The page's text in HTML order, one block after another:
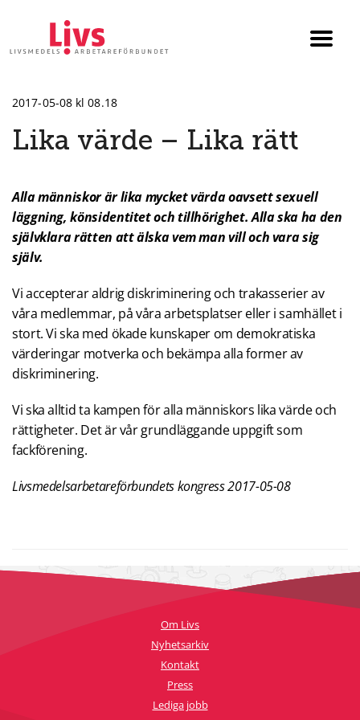
2017-05-08 kl 08.18
Lika värde – Lika rätt
Alla människor är lika mycket värda oavsett sexuell
läggning, könsidentitet och tillhörighet. Alla ska ha den
självklara rätten att älska vem man vill och vara sig
själv.
Vi accepterar aldrig diskriminering och trakasserier av
våra medlemmar, på våra arbetsplatser eller i samhället i
stort. Vi ska med ökade kunskaper om demokratiska
värderingar motverka och bekämpa alla former av
diskriminering.
Vi ska alltid ta kampen för alla människors lika värde och
rättigheter. Det är vår grundläggande uppgift som
fackförening.
Livsmedelsarbetareförbundets kongress 2017-05-08
Om Livs
Nyhetsarkiv
Kontakt
Press
Lediga jobb